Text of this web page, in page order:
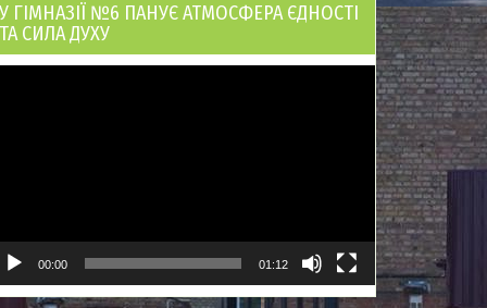
У ГІМНАЗІЇ №6 ПАНУЄ АТМОСФЕРА ЄДНОСТІ
ТА СИЛА ДУХУ
00:00 01:12